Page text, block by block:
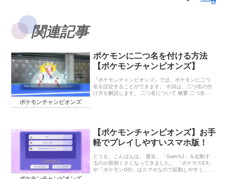
関連記事
ポケモンチャンピオンズ
ポケモンに二つ名を付ける方法
【ポケモンチャンピオンズ】
『ポケモンチャンピオンズ』では、ポケモンに二つ
名を設定することができます。 今回は、二つ名の付
け方を解説します。 二つ名について 概要 二つ名が
【ポケモンチャンピオンズ】お手
軽でプレイしやすいスマホ版！
どうも、こんばんは。 最近、「Switch2」を起動す
るのが面倒くさくなってきました。 「ポケマスEX」
や「ポケモンGO」はスマホなので起動しやすく、毎